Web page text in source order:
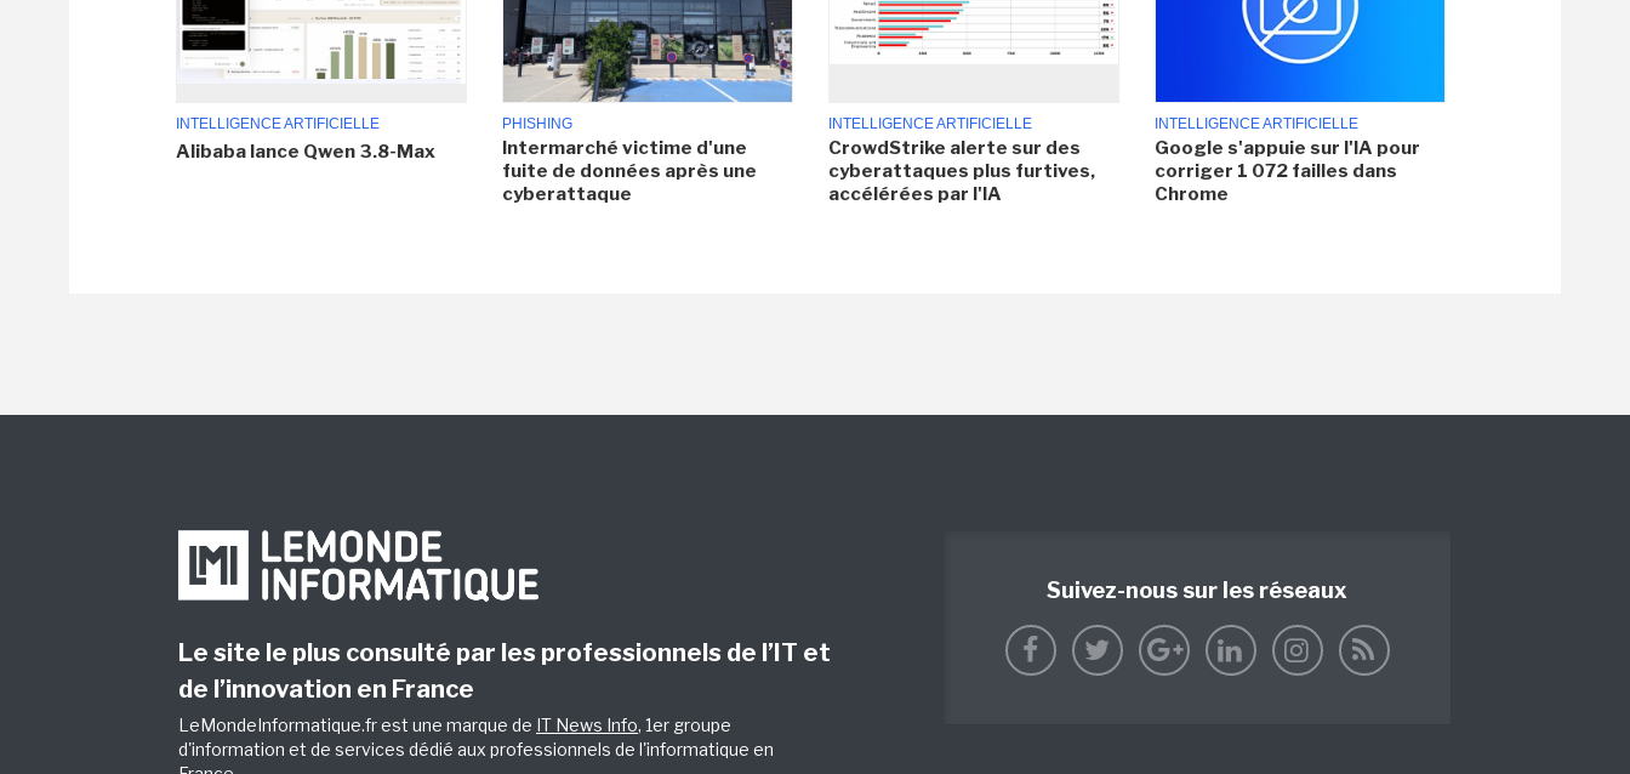
INTELLIGENCE ARTIFICIELLE
Alibaba lance Qwen 3.8-Max
PHISHING
Intermarché victime d'une
fuite de données après une
cyberattaque
INTELLIGENCE ARTIFICIELLE
CrowdStrike alerte sur des
cyberattaques plus furtives,
accélérées par l'IA
INTELLIGENCE ARTIFICIELLE
Google s'appuie sur l'IA pour
corriger 1 072 failles dans
Chrome
Le site le plus consulté par les professionnels de l’IT et
de l’innovation en France
LeMondeInformatique.fr est une marque de IT News Info, 1er groupe
d'information et de services dédié aux professionnels de l'informatique en
Suivez-nous sur les réseaux